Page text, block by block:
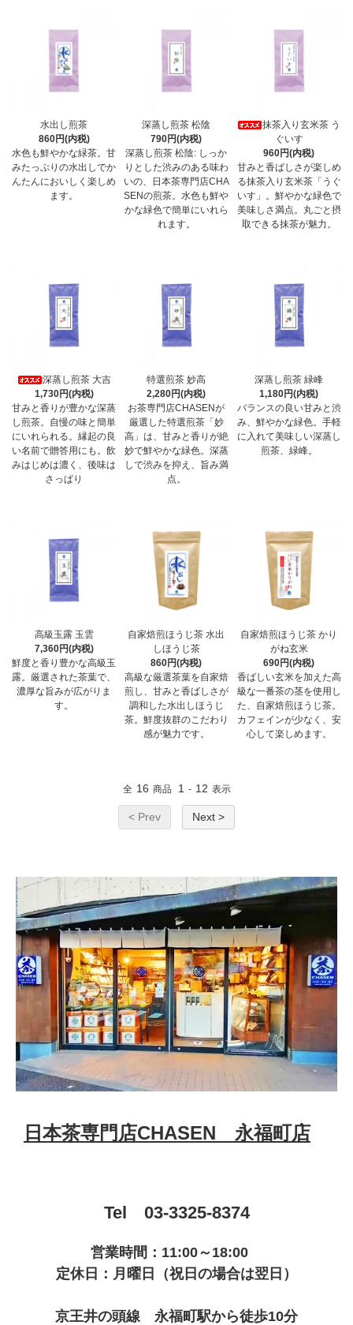
水出し煎茶
860円(内税)
水色も鮮やかな緑茶。甘
みたっぷりの水出しでか
んたんにおいしく楽しめ
ます。
深蒸し煎茶 松陰
790円(内税)
深蒸し煎茶 松陰: しっか
りとした渋みのある味わ
いの、日本茶専門店CHA
SENの煎茶。水色も鮮や
かな緑色で簡単にいれら
れます。
抹茶入り玄米茶 う
ぐいす
960円(内税)
甘みと香ばしさが楽しめ
る抹茶入り玄米茶「うぐ
いす」。鮮やかな緑色で
美味しさ満点。丸ごと摂
取できる抹茶が魅力。
深蒸し煎茶 大吉
1,730円(内税)
甘みと香りが豊かな深蒸
し煎茶。自慢の味と簡単
にいれられる。縁起の良
い名前で贈答用にも。飲
みはじめは濃く、後味は
さっぱり
特選煎茶 妙高
2,280円(内税)
お茶専門店CHASENが
厳選した特選煎茶「妙
高」は、甘みと香りが絶
妙で鮮やかな緑色。深蒸
しで渋みを抑え、旨み満
点。
深蒸し煎茶 緑峰
1,180円(内税)
バランスの良い甘みと渋
み、鮮やかな緑色。手軽
に入れて美味しい深蒸し
煎茶、緑峰。
高級玉露 玉雲
7,360円(内税)
鮮度と香り豊かな高級玉
露。厳選された茶葉で、
濃厚な旨みが広がりま
す。
自家焙煎ほうじ茶 水出
しほうじ茶
860円(内税)
高級な厳選茶葉を自家焙
煎し、甘みと香ばしさが
調和した水出しほうじ
茶。鮮度抜群のこだわり
感が魅力です。
自家焙煎ほうじ茶 かり
がね玄米
690円(内税)
香ばしい玄米を加えた高
級な一番茶の茎を使用し
た、自家焙煎ほうじ茶。
カフェインが少なく、安
心して楽しめます。
全 16 商品 1 - 12 表示
< Prev Next >
日本茶専門店CHASEN 永福町店
Tel 03-3325-8374
営業時間：11:00～18:00
定休日：月曜日（祝日の場合は翌日）
京王井の頭線 永福町駅から徒歩10分